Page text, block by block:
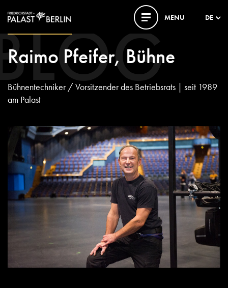
MENU DE
Raimo Pfeifer, Bühne
Bühnentechniker / Vorsitzender des Betriebsrats | seit 1989
am Palast